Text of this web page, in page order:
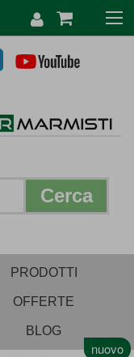
Cerca
PRODOTTI
OFFERTE
BLOG